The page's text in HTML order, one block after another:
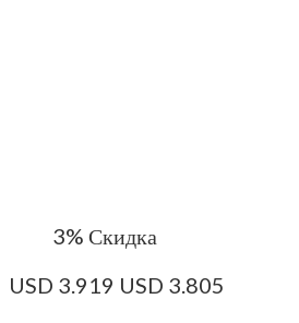
3% Скидка
USD 3.919 USD 3.805